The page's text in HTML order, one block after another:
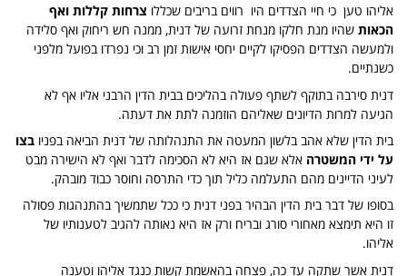
אליהו טען כי חיי הצדדים היו רווים בריבים שכללו צרחות קללות ואף
הכאות שהיו מנת חלקו מנחת זרועה של דנית, ממנה חש ריחוק ואף סלידה
ולמעשה הצדדים הפסיקו לקיים יחסי אישות זמן רב וכי נפרדו בפועל מלפני
כשנתיים.
דנית סירבה בתוקף לשתף פעולה בהליכים בבית הדין הרבני אליו אף לא
הגיעה למרות הדיונים שאליהם הוזמנה לתת את דעתה.
בית הדין שלא אהב בלשון המעטה את התנהלותה של דנית הביאה בפניו בצו
על ידי המשטרה אלא שגם אז היא לא הסכימה לדבר ואף לא הישירה מבט
לעיני הדיינים מהם התעלמה כליל תוך כדי התרסה וחוסר כבוד מובהק.
בסופו של דבר בית הדין הבהיר בפני דנית כי ככל שתמשיך בהתנהגות פסולה
זו היא תימצא מאחורי סורג ובריח ורק אז היא נאותה להגיב לטענותיו של
אליהו.
דנית אשר שתקה עד כה, פצחה בהאשמת קשות כנגד אליהו וטענה